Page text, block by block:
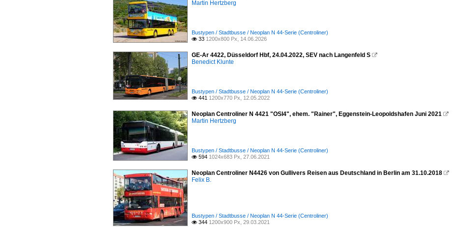
Martin Hertzberg
Bustypen / Stadtbusse / Neoplan N 44-Serie (Centroliner)
 33 1200x800 Px, 14.06.2026
GE-Ar 4422, Düsseldorf Hbf, 24.04.2022, SEV nach Langenfeld S 
Benedict Klunte
Bustypen / Stadtbusse / Neoplan N 44-Serie (Centroliner)
 441 1200x770 Px, 12.05.2022
Neoplan Centroliner N 4421 "OSI4", ehem. "Rainer", Eggenstein-Leopoldshafen Juni 2021 
Martin Hertzberg
Bustypen / Stadtbusse / Neoplan N 44-Serie (Centroliner)
 594 1024x683 Px, 27.06.2021
Neoplan Centroliner N4426 von Gullivers Reisen aus Deutschland in Berlin am 31.10.2018 
Felix B.
Bustypen / Stadtbusse / Neoplan N 44-Serie (Centroliner)
 344 1200x900 Px, 29.03.2021